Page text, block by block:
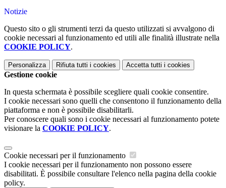
Notizie
Questo sito o gli strumenti terzi da questo utilizzati si avvalgono di
cookie necessari al funzionamento ed utili alle finalità illustrate nella
COOKIE POLICY.
Personalizza Rifiuta tutti i cookies Accetta tutti i cookies
Gestione cookie
In questa schermata è possibile scegliere quali cookie consentire.
I cookie necessari sono quelli che consentono il funzionamento della
piattaforma e non è possibile disabilitarli.
Per conoscere quali sono i cookie necessari al funzionamento potete
visionare la COOKIE POLICY.
Cookie necessari per il funzionamento
I cookie necessari per il funzionamento non possono essere
disabilitati. È possibile consultare l'elenco nella pagina della cookie
policy.